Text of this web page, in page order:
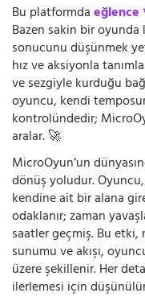
Bu platformdaeğlence
Bazen sakin bir
sonucunu düşünmek
hız ve aksiyonla
ve sezgiyle kurduğu
oyuncu, kendi
kontrolündedir;
aralar. 🚀
MicroOyun’un
dönüş yoludur.
kendine ait bir alana
odaklanır; zaman
saatler geçmiş. Bu etki,
sunumu ve akışı,
üzere şekillenir. Her
ilerlemesi için